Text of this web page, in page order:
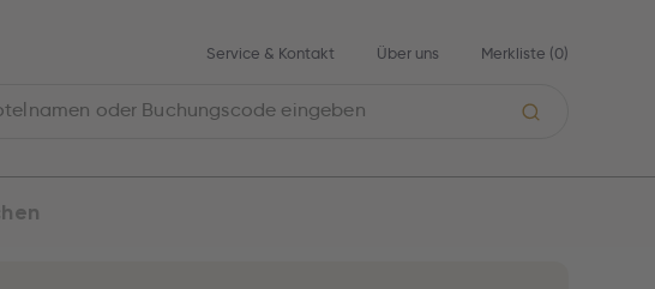
Service & Kontakt Über uns Merkliste (0)